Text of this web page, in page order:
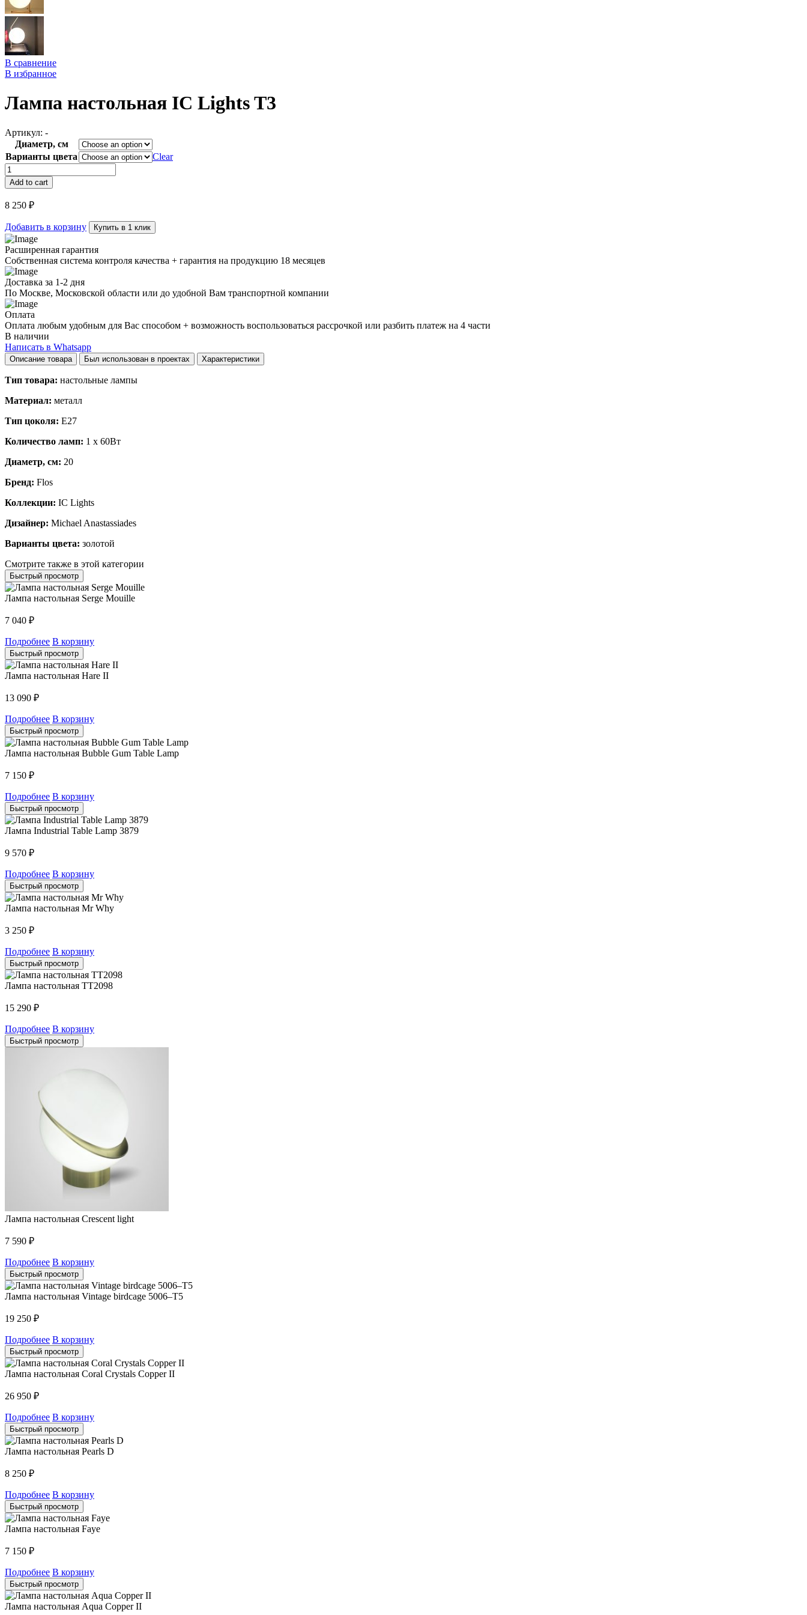
В сравнение
В избранное
Лампа настольная IC Lights T3
Артикул: -
Диаметр, см
Варианты цвета
Clear
Лампа
настольная
IC
Lights
T3
quantity
Add to cart
8 250 ₽
Добавить в корзину Купить в 1 клик
Расширенная гарантия
Собственная система контроля качества + гарантия на продукцию 18 месяцев
Доставка за 1-2 дня
По Москве, Московской области или до удобной Вам транспортной компании
Оплата
Оплата любым удобным для Вас способом + возможность воспользоваться рассрочкой или разбить платеж на 4 части
В наличии
Написать в Whatsapp
Описание товара Был использован в проектах Характеристики
Тип товара: настольные лампы
Материал: металл
Тип цоколя: E27
Количество ламп: 1 x 60Вт
Диаметр, см: 20
Бренд: Flos
Коллекции: IC Lights
Дизайнер: Michael Anastassiades
Варианты цвета: золотой
Смотрите также в этой категории
Быстрый просмотр
Лампа настольная Serge Mouille
7 040 ₽
Подробнее В корзину
Быстрый просмотр
Лампа настольная Hare II
13 090 ₽
Подробнее В корзину
Быстрый просмотр
Лампа настольная Bubble Gum Table Lamp
7 150 ₽
Подробнее В корзину
Быстрый просмотр
Лампа Industrial Table Lamp 3879
9 570 ₽
Подробнее В корзину
Быстрый просмотр
Лампа настольная Mr Why
3 250 ₽
Подробнее В корзину
Быстрый просмотр
Лампа настольная TT2098
15 290 ₽
Подробнее В корзину
Быстрый просмотр
Лампа настольная Crescent light
7 590 ₽
Подробнее В корзину
Быстрый просмотр
Лампа настольная Vintage birdcage 5006–T5
19 250 ₽
Подробнее В корзину
Быстрый просмотр
Лампа настольная Coral Crystals Copper II
26 950 ₽
Подробнее В корзину
Быстрый просмотр
Лампа настольная Pearls D
8 250 ₽
Подробнее В корзину
Быстрый просмотр
Лампа настольная Faye
7 150 ₽
Подробнее В корзину
Быстрый просмотр
Лампа настольная Aqua Copper II